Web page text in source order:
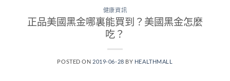
健康資訊
正品美國黑金哪裏能買到？美國黑金怎麼
吃？
POSTED ON 2019-06-28 BY HEALTHMALL